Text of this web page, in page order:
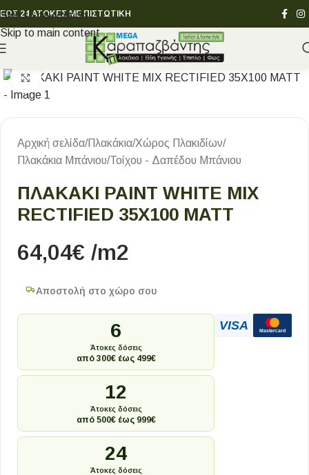
Skip to navigation
Skip to main content
ΕΩΣ 24 ΑΤΟΚΕΣ ΜΕ ΠΙΣΤΩΤΙΚΗ
Κλικ για μεγέθυνση
Αρχική σελίδα/Πλακάκια/Χώρος Πλακιδίων/
Πλακάκια Μπάνιου/Τοίχου - Δαπέδου Μπάνιου
ΠΛΑΚΑΚΙ PAINT WHITE MIX
RECTIFIED 35X100 MATT
64,04€ /m2
Αποστολή στο χώρο σου
6
Άτοκες δόσεις
από 300€ έως 499€
12
Άτοκες δόσεις
από 500€ έως 999€
24
Άτοκες δόσεις
VISA Mastercard